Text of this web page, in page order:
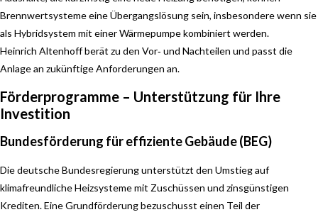
Brennwertsysteme eine Übergangslösung sein, insbesondere wenn sie
als Hybridsystem mit einer Wärmepumpe kombiniert werden.
Heinrich Altenhoff berät zu den Vor‑ und Nachteilen und passt die
Anlage an zukünftige Anforderungen an.
Förderprogramme – Unterstützung für Ihre
Investition
Bundesförderung für effiziente Gebäude (BEG)
Die deutsche Bundesregierung unterstützt den Umstieg auf
klimafreundliche Heizsysteme mit Zuschüssen und zinsgünstigen
Krediten. Eine Grundförderung bezuschusst einen Teil der